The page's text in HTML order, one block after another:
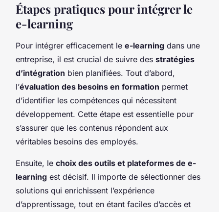
Étapes pratiques pour intégrer le
e-learning
Pour intégrer efficacement le e-learning dans une
entreprise, il est crucial de suivre des stratégies
d’intégration bien planifiées. Tout d’abord,
l’évaluation des besoins en formation permet
d’identifier les compétences qui nécessitent
développement. Cette étape est essentielle pour
s’assurer que les contenus répondent aux
véritables besoins des employés.
Ensuite, le choix des outils et plateformes de e-
learning est décisif. Il importe de sélectionner des
solutions qui enrichissent l’expérience
d’apprentissage, tout en étant faciles d’accès et